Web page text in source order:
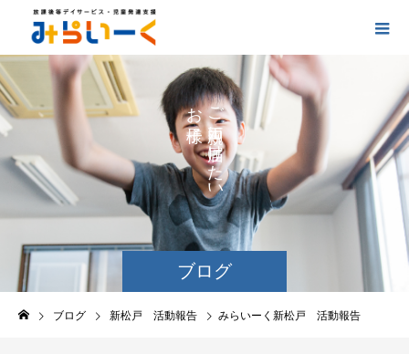
ブログ
ご
に
け
た
い
お
の
の
ブログ 新松戸 活動報告 みらいーく新松戸 活動報告